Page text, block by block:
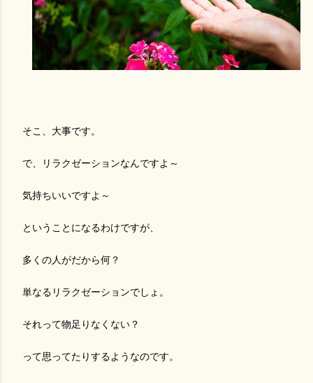
そこ、大事です。
で、リラクゼーションなんですよ～
気持ちいいですよ～
ということになるわけですが、
多くの人がだから何？
単なるリラクゼーションでしょ。
それって物足りなくない？
って思ってたりするようなのです。